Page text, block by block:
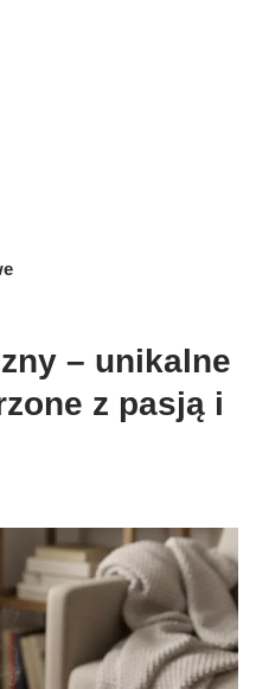
– unikalne
z pasją i